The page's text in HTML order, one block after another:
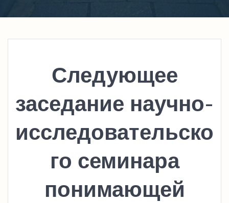
Следующее
заседание научно-
исследовательско
го семинара
понимающей